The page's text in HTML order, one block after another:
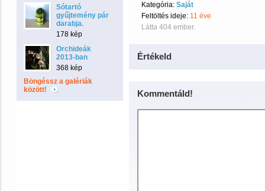
Sótartó
gyűjtemény pár
darabja.
178 kép
Orchideák
2013-ban
368 kép
Böngéssz a galériák
között!
Kategória: Saját
Feltöltés ideje: 11 éve
Látta 404 ember.
Értékeld
Kommentáld!